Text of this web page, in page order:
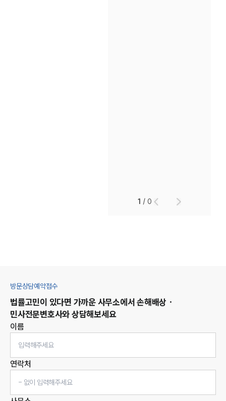
1 /0
방문상담예약접수
법률고민이 있다면 가까운 사무소에서 손해배상 ·
민사전문변호사와 상담해보세요
이름
연락처